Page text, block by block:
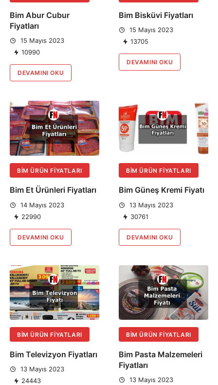
Bim Abur Cubur
Fiyatları
15 Mayıs 2023
10990
DEVAMINI OKU
Bim Bisküvi Fiyatları
15 Mayıs 2023
13705
DEVAMINI OKU
BIM ÜRÜN FIYATLARI
Bim Et Ürünleri Fiyatları
14 Mayıs 2023
22990
DEVAMINI OKU
BIM ÜRÜN FIYATLARI
Bim Güneş Kremi Fiyatı
13 Mayıs 2023
30761
DEVAMINI OKU
BIM ÜRÜN FIYATLARI
Bim Televizyon Fiyatları
13 Mayıs 2023
24443
BIM ÜRÜN FIYATLARI
Bim Pasta Malzemeleri
Fiyatları
13 Mayıs 2023